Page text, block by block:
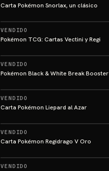
Carta Pokémon Snorlax, un clásico
VENDIDO
Pokémon TCG: Cartas Vectini y Regi
VENDIDO
Pokémon Black & White Break Booster
VENDIDO
Carta Pokémon Liepard al Azar
VENDIDO
Carta Pokémon Regidrago V Oro
VENDIDO